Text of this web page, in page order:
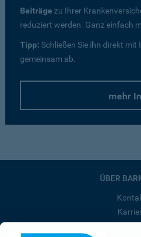
Beiträge zu Ihrer
reduziert werden. Ganz einfach
Tipp: Schließen Sie ihn direkt mit
gemeinsam ab.
mehr
ÜBER